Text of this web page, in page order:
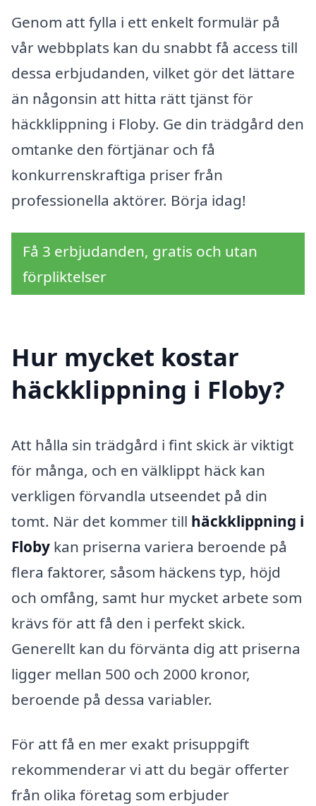
Genom att fylla i ett enkelt formulär på
vår webbplats kan du snabbt få access till
dessa erbjudanden, vilket gör det lättare
än någonsin att hitta rätt tjänst för
häckklippning i Floby. Ge din trädgård den
omtanke den förtjänar och få
konkurrenskraftiga priser från
professionella aktörer. Börja idag!
Få 3 erbjudanden, gratis och utan
förpliktelser
Hur mycket kostar
häckklippning i Floby?
Att hålla sin trädgård i fint skick är viktigt
för många, och en välklippt häck kan
verkligen förvandla utseendet på din
tomt. När det kommer till häckklippning i
Floby kan priserna variera beroende på
flera faktorer, såsom häckens typ, höjd
och omfång, samt hur mycket arbete som
krävs för att få den i perfekt skick.
Generellt kan du förvänta dig att priserna
ligger mellan 500 och 2000 kronor,
beroende på dessa variabler.
För att få en mer exakt prisuppgift
rekommenderar vi att du begär offerter
från olika företag som erbjuder